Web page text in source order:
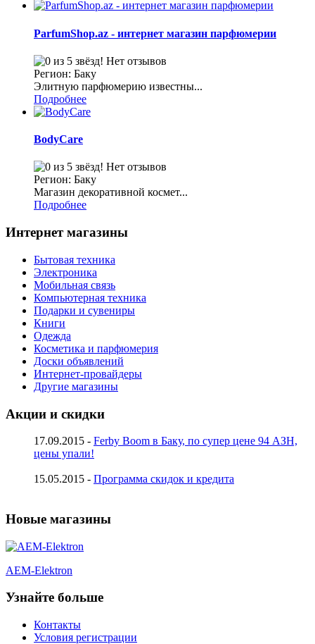
ParfumShop.az - интернет магазин парфюмерии
Нет отзывов
Регион: Баку
Элитную парфюмерию известны...
Подробнее
BodyCare
Нет отзывов
Регион: Баку
Магазин декоративной космет...
Подробнее
Интернет магазины
Бытовая техника
Электроника
Мобильная связь
Компьютерная техника
Подарки и сувениры
Книги
Одежда
Косметика и парфюмерия
Доски объявлений
Интернет-провайдеры
Другие магазины
Акции и скидки
17.09.2015 - Ferby Boom в Баку, по супер цене 94 АЗН,
цены упали!
15.05.2015 - Программа скидок и кредита
Новые магазины
AEM-Elektron
Узнайте больше
Контакты
Условия регистрации